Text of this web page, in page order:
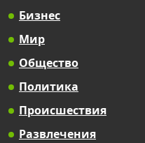
Бизнес
Мир
Общество
Политика
Происшествия
Развлечения